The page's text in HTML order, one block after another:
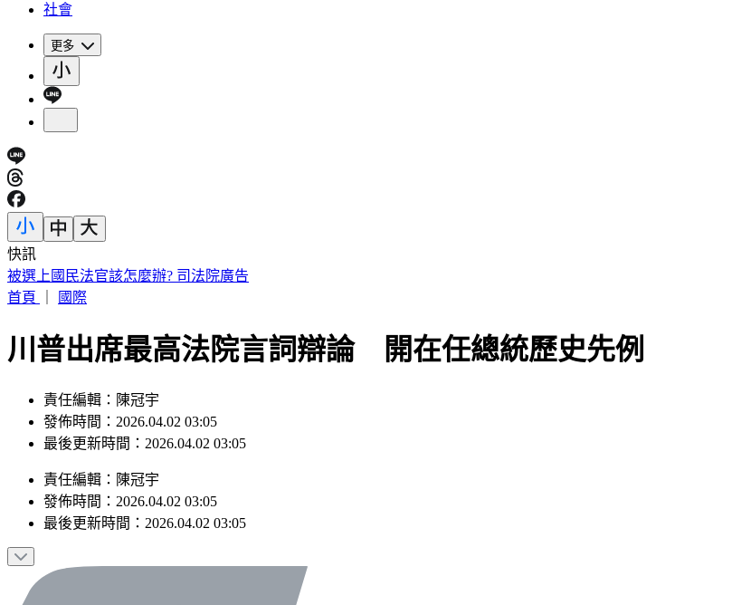
社會
更多
快訊
快訊／台中神岡死亡車禍 婦人遭大貨車撞飛魂斷路口
首頁
國際
川普出席最高法院言詞辯論 開在任總統歷史先例
責任編輯：陳冠宇
發佈時間：2026.04.02 03:05
最後更新時間：2026.04.02 03:05
責任編輯 ： 陳冠宇
發佈時間： 2026.04.02 03:05
最後更新時間： 2026.04.02 03:05